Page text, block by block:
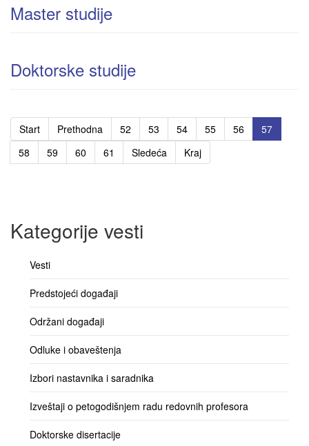
Master studije
Doktorske studije
Start Prethodna 52 53 54 55 56
57
58
59 60 61 Sledeća Kraj
Kategorije vesti
Vesti
Predstojeći događaji
Održani događaji
Odluke i obaveštenja
Izbori nastavnika i saradnika
Izveštaji o petogodišnjem radu redovnih profesora
Doktorske disertacije